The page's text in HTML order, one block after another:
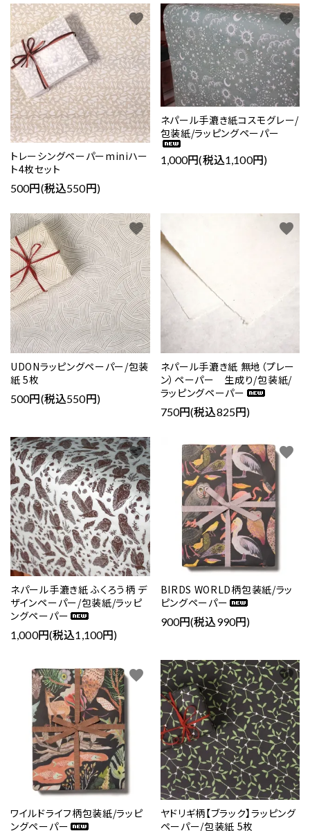
トレーシングペーパーminiハー
ト4枚セット
500円(税込550円)
favorite
ネパール手漉き紙コスモグレー/
包装紙/ラッピングペーパー
1,000円(税込1,100円)
favorite
UDONラッピングペーパー/包装
紙 5枚
500円(税込550円)
favorite
ネパール手漉き紙 無地（プレー
ン）ペーパー 生成り/包装紙/
ラッピングペーパー
750円(税込825円)
favorite
ネパール手漉き紙 ふくろう柄 デ
ザインペーパー/包装紙/ラッピ
ングペーパー
1,000円(税込1,100円)
favorite
BIRDS WORLD柄包装紙/ラッ
ピングペーパー
900円(税込990円)
favorite
ワイルドライフ柄包装紙/ラッピ
ングペーパー
favorite
ヤドリギ柄【ブラック】ラッピング
ペーパー/包装紙 5枚
favorite